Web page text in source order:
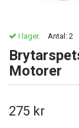
I lager. Antal: 2
Motorer
275 kr